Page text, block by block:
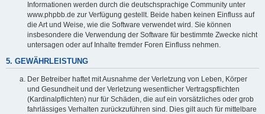
Informationen werden durch die deutschsprachige Community unter
www.phpbb.de zur Verfügung gestellt. Beide haben keinen Einfluss auf
die Art und Weise, wie die Software verwendet wird. Sie können
insbesondere die Verwendung der Software für bestimmte Zwecke nicht
untersagen oder auf Inhalte fremder Foren Einfluss nehmen.
5. GEWÄHRLEISTUNG
Der Betreiber haftet mit Ausnahme der Verletzung von Leben, Körper
und Gesundheit und der Verletzung wesentlicher Vertragspflichten
(Kardinalpflichten) nur für Schäden, die auf ein vorsätzliches oder grob
fahrlässiges Verhalten zurückzuführen sind. Dies gilt auch für mittelbare